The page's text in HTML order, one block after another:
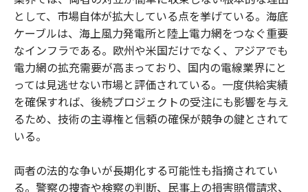
として、市場自体が拡大している点を挙げている。海底
ケーブルは、海上風力発電所と陸上電力網をつなぐ重要
なインフラである。欧州や米国だけでなく、アジアでも
電力網の拡充需要が高まっており、国内の電線業界にと
っては見逃せない市場と評価されている。一度供給実績
を確保すれば、後続プロジェクトの受注にも影響を与え
るため、技術の主導権と信頼の確保が競争の鍵とされて
いる。
両者の法的な争いが長期化する可能性も指摘されてい
る。警察の捜査や検察の判断、民事上の損害賠償請求、